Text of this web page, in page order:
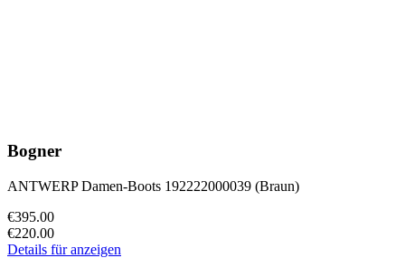
Bogner
ANTWERP Damen-Boots 192222000039 (Braun)
€395.00
€220.00
Details für anzeigen